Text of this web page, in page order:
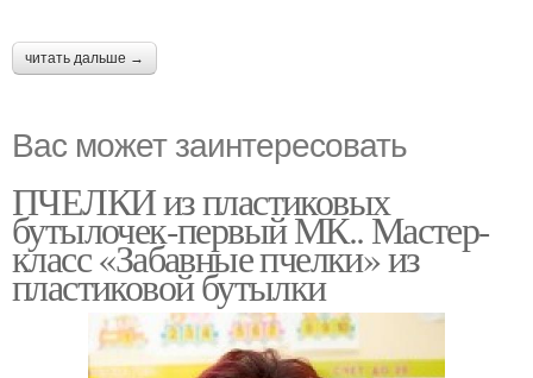
читать дальше →
Вас может заинтересовать
ПЧЕЛКИ из пластиковых
бутылочек-первый МК.. Мастер-
класс «Забавные пчелки» из
пластиковой бутылки